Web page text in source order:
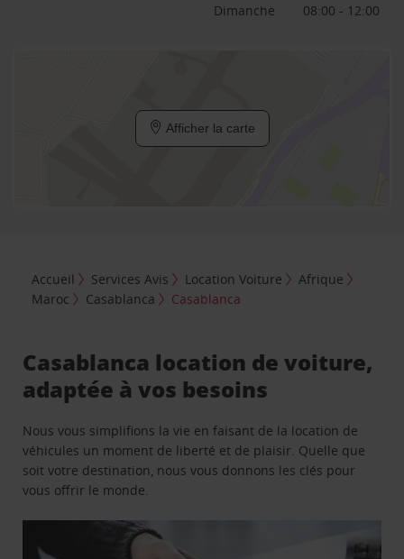
Dimanche
08:00 - 12:00
Afficher la carte
Accueil Services Avis Location Voiture
Afrique
Maroc
Casablanca Casablanca
Casablanca location de voiture,
adaptée à vos besoins
Nous vous simplifions la vie en faisant de la location de
véhicules un moment de liberté et de plaisir. Quelle que
soit votre destination, nous vous donnons les clés pour
vous offrir le monde.